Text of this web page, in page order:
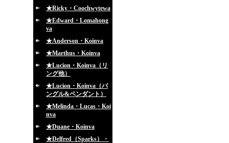
★Ricky・Coochwytewa
★Edward・Lomahong
va
★Anderson・Koinva
★Marthus・Koinva
★Lucion・Koinva（リ
ング他）
★Lucion・Koinva（バ
ングル&ペンダント）
★Melinda・Lucas・Koi
nva
★Duane・Koinva
★Delfred（Sparks）・